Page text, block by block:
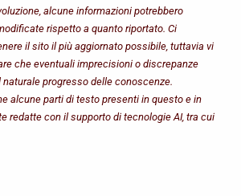
alcune informazioni potrebbero
rispetto a quanto riportato. Ci
il sito il più aggiornato possibile, tuttavia vi
che eventuali imprecisioni o discrepanze
progresso delle conoscenze.
alcune parti di testo presenti in questo e in
redatte con il supporto di tecnologie AI, tra cui